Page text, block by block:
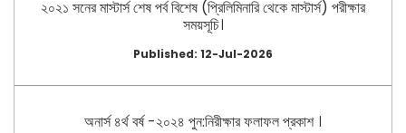
২০২১ সনের মাস্টার্স শেষ পর্ব বিশেষ (প্রিলিমিনারি থেকে মাস্টার্স) পরীক্ষার
সময়সূচি।
Published: 12-Jul-2026
অনার্স ৪র্থ বর্ষ -২০২৪ পুন:নিরীক্ষার ফলাফল প্রকাশ ।